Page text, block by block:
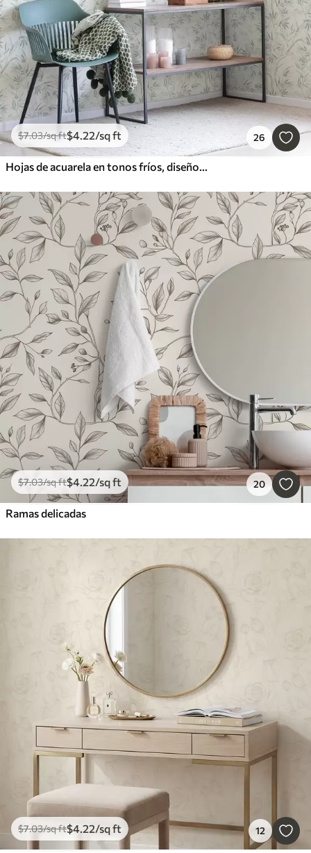
$7.03/sq ft$4.22/sq ft 26
Hojas de acuarela en tonos fríos, diseño minimalista
$7.03/sq ft$4.22/sq ft 20
Ramas delicadas
$7.03/sq ft$4.22/sq ft 12